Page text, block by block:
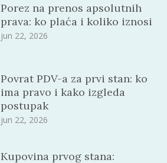
Porez na prenos apsolutnih
prava: ko plaća i koliko iznosi
jun 22, 2026
Povrat PDV-a za prvi stan: ko
ima pravo i kako izgleda
postupak
jun 22, 2026
Kupovina prvog stana: